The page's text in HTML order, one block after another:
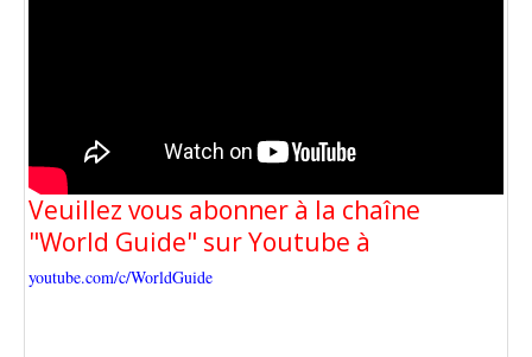
Veuillez vous abonner à la chaîne
"World Guide" sur Youtube à
youtube.com/c/WorldGuide